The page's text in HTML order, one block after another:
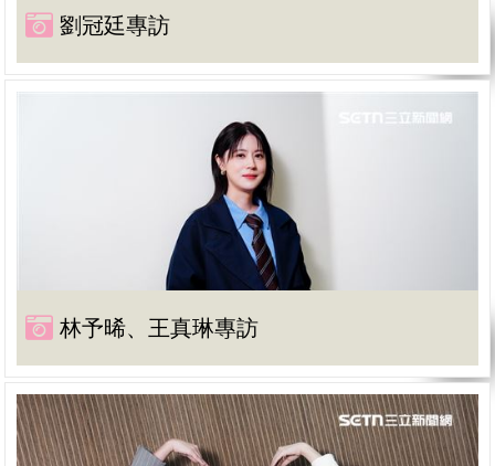
劉冠廷專訪
林予晞、王真琳專訪